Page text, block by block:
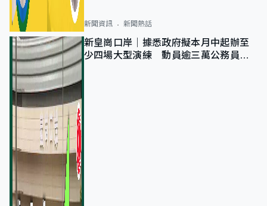
新聞資訊 新聞熱話
新皇崗口岸｜據悉政府擬本月中起辦至
少四場大型演練 動員逾三萬公務員人